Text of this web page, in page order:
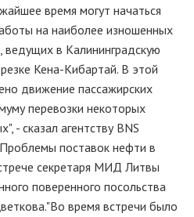
время могут начаться
на наиболее изношенных
ведущих в Калининградскую
Кена-Кибартай. В этой
движение пассажирских
перевозки некоторых
- сказал агентству BNS
поставок нефти в
секретаря МИД Литвы
поверенного посольства
время встречи было